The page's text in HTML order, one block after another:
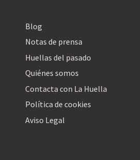
Blog
Notas de prensa
Huellas del pasado
Quiénes somos
Contacta con La Huella
Política de cookies
Aviso Legal